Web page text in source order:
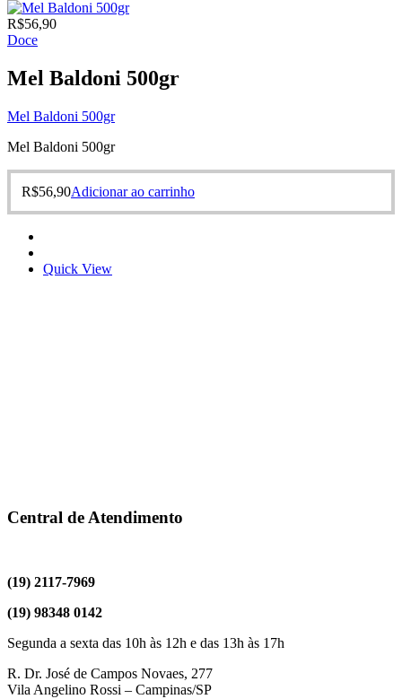
R$56,90
Doce
Mel Baldoni 500gr
Mel Baldoni 500gr
Mel Baldoni 500gr
R$56,90Adicionar ao carrinho
Quick View
Central de Atendimento
(19) 2117-7969
(19) 98348 0142
Segunda a sexta das 10h às 12h e das 13h às 17h
R. Dr. José de Campos Novaes, 277
Vila Angelino Rossi – Campinas/SP